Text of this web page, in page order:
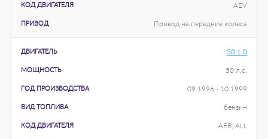
КОД ДВИГАТЕЛЯ AEV
ПРИВОД Привод на передние колеса
ДВИГАТЕЛЬ 50 1.0
МОЩНОСТЬ 50 л.с.
ГОД ПРОИЗВОДСТВА 09.1996 - 10.1999
ВИД ТОПЛИВА бензин
КОД ДВИГАТЕЛЯ AER; ALL